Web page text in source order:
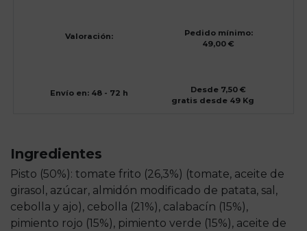
Valoración:
Pedido mínimo:
49,00 €
Envío en: 48 - 72 h
Desde 7,50 €
gratis desde 49 Kg
Ingredientes
Pisto (50%): tomate frito (26,3%) (tomate, aceite de
girasol, azúcar, almidón modificado de patata, sal,
cebolla y ajo), cebolla (21%), calabacín (15%),
pimiento rojo (15%), pimiento verde (15%), aceite de